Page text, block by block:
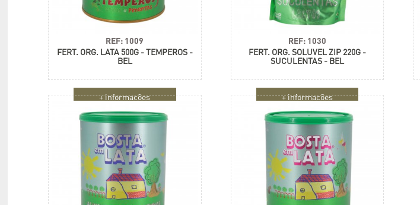
REF: 1009
FERT. ORG. LATA 500G - TEMPEROS -
BEL
+ informações
REF: 1030
FERT. ORG. SOLUVEL ZIP 220G -
SUCULENTAS - BEL
+ informações